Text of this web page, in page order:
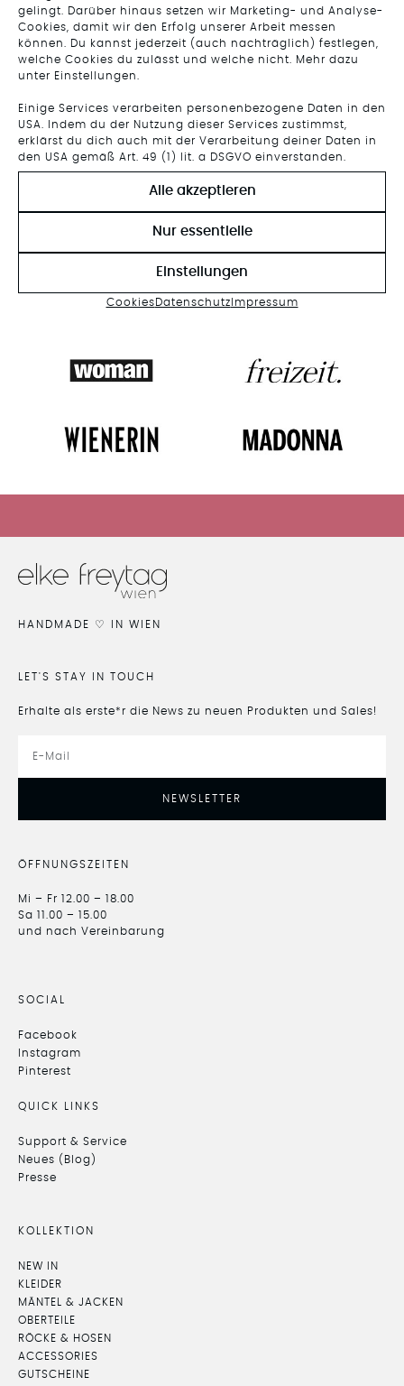
gelingt. Darüber hinaus setzen wir Marketing- und Analyse-
Cookies, damit wir den Erfolg unserer Arbeit messen
können. Du kannst jederzeit (auch nachträglich) festlegen,
welche Cookies du zulässt und welche nicht. Mehr dazu
unter Einstellungen.
Einige Services verarbeiten personenbezogene Daten in den
USA. Indem du der Nutzung dieser Services zustimmst,
erklärst du dich auch mit der Verarbeitung deiner Daten in
den USA gemäß Art. 49 (1) lit. a DSGVO einverstanden.
Alle akzeptieren
Nur essentielle
Einstellungen
CookiesDatenschutzImpressum
HANDMADE ♡ IN WIEN
LET'S STAY IN TOUCH
Erhalte als erste*r die News zu neuen Produkten und Sales!
NEWSLETTER
ÖFFNUNGSZEITEN
Mi – Fr 12.00 – 18.00
Sa 11.00 – 15.00
und nach Vereinbarung
SOCIAL
Facebook
Instagram
Pinterest
QUICK LINKS
Support & Service
Neues (Blog)
Presse
KOLLEKTION
NEW IN
KLEIDER
MÄNTEL & JACKEN
OBERTEILE
RÖCKE & HOSEN
ACCESSORIES
GUTSCHEINE